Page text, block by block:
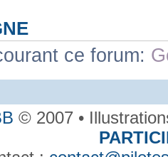
ce forum:
© 2007 •